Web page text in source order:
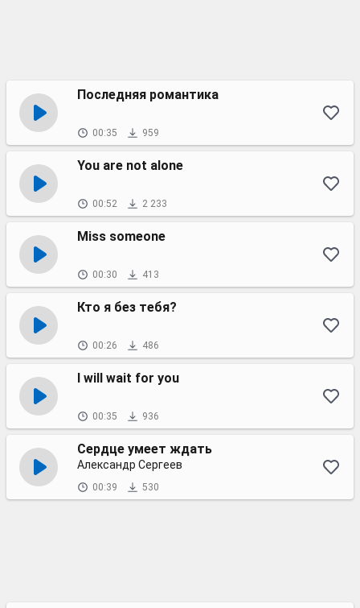
Последняя романтика
00:35 959
You are not alone
00:52 2 233
Miss someone
00:30 413
Кто я без тебя?
00:26 486
I will wait for you
00:35 936
Сердце умеет ждать
Александр Сергеев
00:39 530